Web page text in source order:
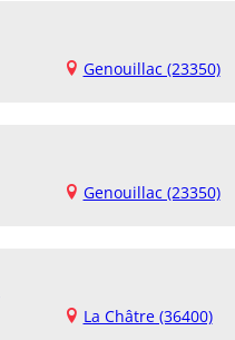
Genouillac (23350)
Genouillac (23350)
La Châtre (36400)